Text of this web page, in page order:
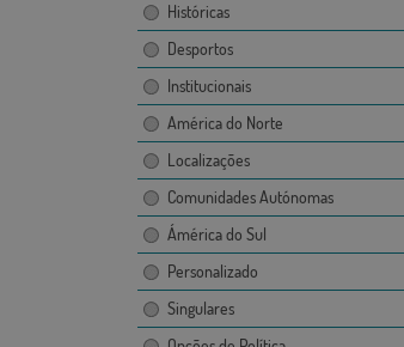
Históricas
Desportos
Institucionais
América do Norte
Localizações
Comunidades Autónomas
Ámérica do Sul
Personalizado
Singulares